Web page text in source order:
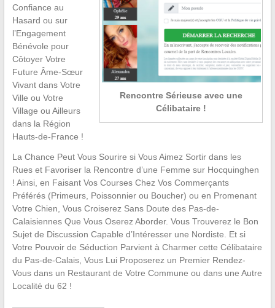
Rencontre Sérieuse avec une
Célibataire !
Confiance au
Hasard ou sur
l’Engagement
Bénévole pour
Côtoyer Votre
Future Âme-Sœur
Vivant dans Votre
Ville ou Votre
Village ou Ailleurs
dans la Région
Hauts-de-France !
La Chance Peut Vous Sourire si Vous Aimez Sortir dans les
Rues et Favoriser la Rencontre d’une Femme sur Hocquinghen
! Ainsi, en Faisant Vos Courses Chez Vos Commerçants
Préférés (Primeurs, Poissonnier ou Boucher) ou en Promenant
Votre Chien, Vous Croiserez Sans Doute des Pas-de-
Calaisiennes Que Vous Oserez Aborder. Vous Trouverez le Bon
Sujet de Discussion Capable d’Intéresser une Nordiste. Et si
Votre Pouvoir de Séduction Parvient à Charmer cette Célibataire
du Pas-de-Calais, Vous Lui Proposerez un Premier Rendez-
Vous dans un Restaurant de Votre Commune ou dans une Autre
Localité du 62 !